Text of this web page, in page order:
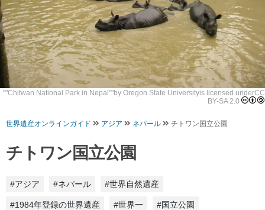
""Chitwan National Park in Nepal ""by Oregon State Universityis licensed underCC
BY-SA 2.0
世界遺産オンラインガイド アジア ネパール チトワン国立公園
チトワン国立公園
#アジア #ネパール #世界自然遺産
#1984年登録の世界遺産 #世界一 #国立公園